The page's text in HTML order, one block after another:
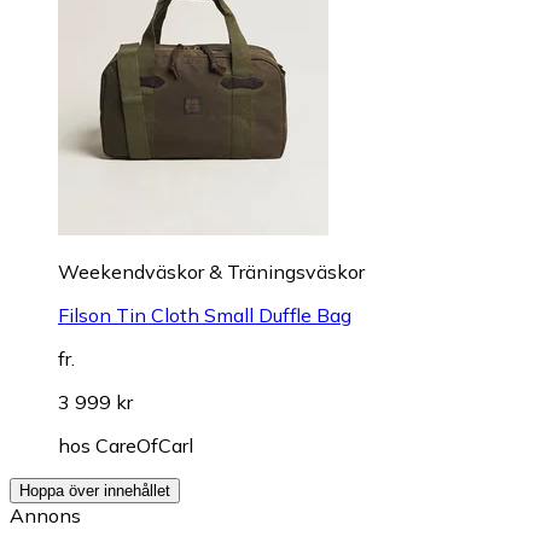
Weekendväskor & Träningsväskor
Filson Tin Cloth Small Duffle Bag
fr.
3 999 kr
hos CareOfCarl
Hoppa över innehållet
Annons